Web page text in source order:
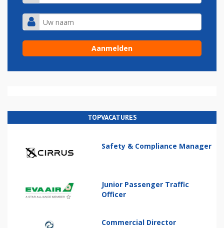
TOPVACATURES
Safety & Compliance Manager
Junior Passenger Traffic
Officer
Commercial Director